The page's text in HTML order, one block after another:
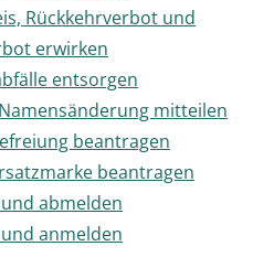
Rückkehrverbot und
erwirken
entsorgen
mitteilen
beantragen
beantragen
abmelden
anmelden